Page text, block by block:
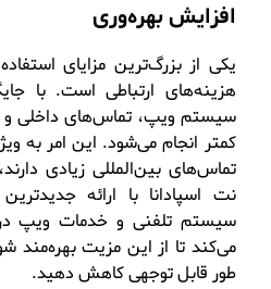
افزایش بهره‌وری
یکی از بزرگ‌ترین مزایای
هزینه‌های ارتباطی است. با
سیستم ویپ، تماس‌های داخلی و
کمتر انجام می‌شود. این امر به
تماس‌های بین‌المللی زیادی
نت اسپادانا با ارائه
سیستم تلفنی و خدمات ویپ
می‌کند تا از این مزیت بهره‌مند
طور قابل توجهی کاهش دهید.